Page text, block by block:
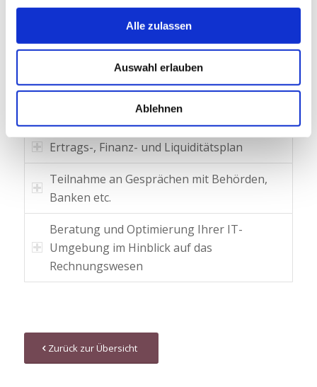
Alle zulassen
Auswahl erlauben
Ablehnen
Betriebsvergleich
Existenzgründungsberatung
Ertrags-, Finanz- und Liquiditätsplan
Teilnahme an Gesprächen mit Behörden,
Banken etc.
Beratung und Optimierung Ihrer IT-
Umgebung im Hinblick auf das
Rechnungswesen
Zurück zur Übersicht